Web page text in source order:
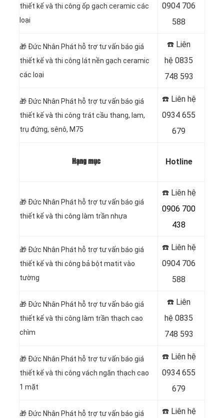
thiết kế và thi công ốp gạch ceramic các
loại
0904 706
588
🎁 Đức Nhân Phát hỗ trợ tư vấn báo giá
thiết kế và thi công lát nền gạch ceramic
các loại
☎️ Liên
hệ 0835
748 593
🎁 Đức Nhân Phát hỗ trợ tư vấn báo giá
thiết kế và thi công trát cầu thang, lam,
trụ đứng, sênô, M75
☎️ Liên hệ
0934 655
679
Hạng mục Hotline
🎁 Đức Nhân Phát hỗ trợ tư vấn báo giá
thiết kế và thi công làm trần nhựa
☎️ Liên hệ
0906 700
438
🎁 Đức Nhân Phát hỗ trợ tư vấn báo giá
thiết kế và thi công bả bột matit vào
tường
☎️ Liên hệ
0904 706
588
🎁 Đức Nhân Phát hỗ trợ tư vấn báo giá
thiết kế và thi công làm trần thạch cao
chìm
☎️ Liên
hệ 0835
748 593
🎁 Đức Nhân Phát hỗ trợ tư vấn báo giá
thiết kế và thi công vách ngăn thạch cao
1 mặt
☎️ Liên hệ
0934 655
679
🎁 Đức Nhân Phát hỗ trợ tư vấn báo giá
☎️ Liên hệ